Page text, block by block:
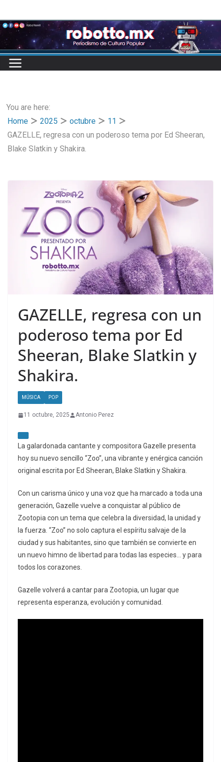
to
content
You are here:
Home
2025 octubre
11
GAZELLE, regresa con un poderoso tema por Ed Sheeran,
Blake Slatkin y Shakira.
GAZELLE, regresa con un
poderoso tema por Ed
Sheeran, Blake Slatkin y
Shakira.
MÚSICA POP
11 octubre, 2025 Antonio Perez
La galardonada cantante y compositora Gazelle presenta
hoy su nuevo sencillo “Zoo”, una vibrante y enérgica canción
original escrita por Ed Sheeran, Blake Slatkin y Shakira.
Con un carisma único y una voz que ha marcado a toda una
generación, Gazelle vuelve a conquistar al público de
Zootopia con un tema que celebra la diversidad, la unidad y
la fuerza. “Zoo” no solo captura el espíritu salvaje de la
ciudad y sus habitantes, sino que también se convierte en
un nuevo himno de libertad para todas las especies… y para
todos los corazones.
Gazelle volverá a cantar para Zootopia, un lugar que
representa esperanza, evolución y comunidad.